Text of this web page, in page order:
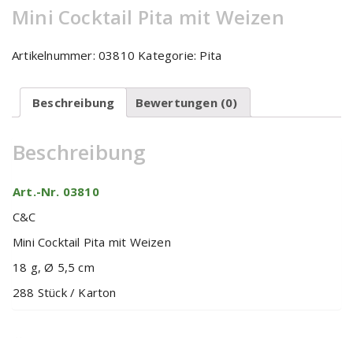
Mini Cocktail Pita mit Weizen
Artikelnummer: 03810 Kategorie: Pita
Beschreibung Bewertungen (0)
Beschreibung
Art.-Nr. 03810
C&C
Mini Cocktail Pita mit Weizen
18 g, Ø 5,5 cm
288 Stück / Karton